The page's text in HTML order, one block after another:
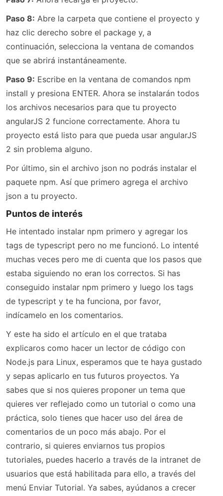
Paso 8: Abre la carpeta que contiene el proyecto y
haz clic derecho sobre el package y, a
continuación, selecciona la ventana de comandos
que se abrirá instantáneamente.
Paso 9: Escribe en la ventana de comandos npm
install y presiona ENTER. Ahora se instalarán todos
los archivos necesarios para que tu proyecto
angularJS 2 funcione correctamente. Ahora tu
proyecto está listo para que pueda usar angularJS
2 sin problema alguno.
Por último, sin el archivo json no podrás instalar el
paquete npm. Así que primero agrega el archivo
json a tu proyecto.
Puntos de interés
He intentado instalar npm primero y agregar los
tags de typescript pero no me funcionó. Lo intenté
muchas veces pero me di cuenta que los pasos que
estaba siguiendo no eran los correctos. Si has
conseguido instalar npm primero y luego los tags
de typescript y te ha funciona, por favor,
indícamelo en los comentarios.
Y este ha sido el artículo en el que trataba
explicaros como hacer un lector de código con
Node.js para Linux, esperamos que te haya gustado
y sepas aplicarlo en tus futuros proyectos. Ya
sabes que si nos quieres proponer un tema que
quieres ver reflejado como un tutorial o como una
práctica, solo tienes que hacer uso del área de
comentarios de un poco más abajo. Por el
contrario, si quieres enviarnos tus propios
tutoriales, puedes hacerlo a través de la intranet de
usuarios que está habilitada para ello, a través del
menú Enviar Tutorial. Ya sabes, ayúdanos a crecer